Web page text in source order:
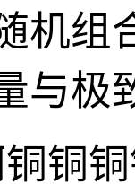
机组
与极
铜